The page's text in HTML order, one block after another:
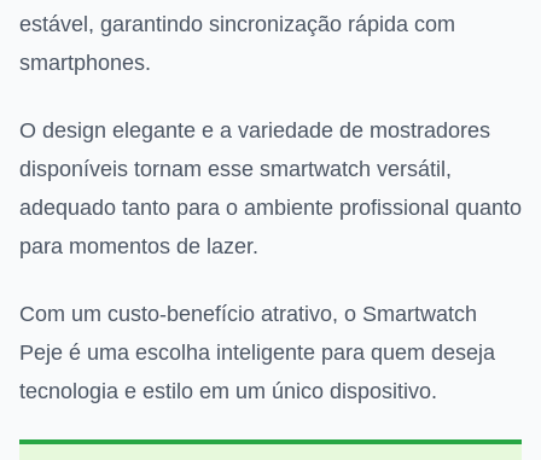
estável, garantindo sincronização rápida com
smartphones.
O design elegante e a variedade de mostradores
disponíveis tornam esse smartwatch versátil,
adequado tanto para o ambiente profissional quanto
para momentos de lazer.
Com um custo-benefício atrativo, o Smartwatch
Peje é uma escolha inteligente para quem deseja
tecnologia e estilo em um único dispositivo.